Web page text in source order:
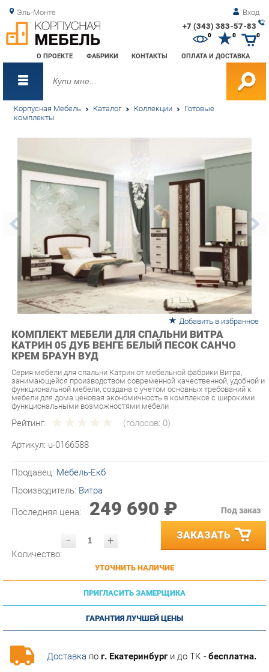
Эль-Монте Вход
+7 (343) 383-57-83
О ПРОЕКТЕ ФАБРИКИ КОНТАКТЫ ОПЛАТА И ДОСТАВКА
0 0
Корпусная Мебель Каталог Коллекции Готовые
комплекты
Добавить в избранное
КОМПЛЕКТ МЕБЕЛИ ДЛЯ СПАЛЬНИ ВИТРА
КАТРИН 05 ДУБ ВЕНГЕ БЕЛЫЙ ПЕСОК САНЧО
КРЕМ БРАУН ВУД
Серия мебели для спальни Катрин от мебельной фабрики Витра,
функциональной мебели, создана с учетом основных требований к
мебели для дома ценовая экономичность в комплексе с широкими
функциональными возможностями мебели
Рейтинг: (голосов:0)
Артикул: u-0166588
Производитель:Витра
Последняя цена: 249 690 ₽
- + ЗАКАЗАТЬ
УТОЧНИТЬ НАЛИЧИЕ
ПРИГЛАСИТЬ ЗАМЕРЩИКА
ГАРАНТИЯ ЛУЧШЕЙ ЦЕНЫ
Доставкапог. Екатеринбурги до ТК -бесплатна.